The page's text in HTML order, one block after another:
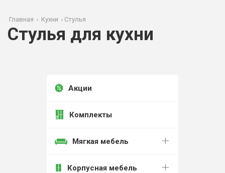
Главная Кухни Стулья
Стулья для кухни
Акции
Комплекты
Мягкая мебель
Корпусная мебель